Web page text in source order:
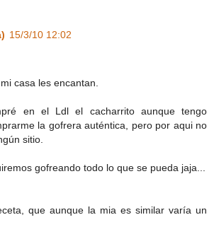
15/3/10 12:02
casa les encantan.
en el Ldl el cacharrito aunque tengo
la gofrera auténtica, pero por aqui no
sitio.
gofreando todo lo que se pueda jaja...
que aunque la mia es similar varía un